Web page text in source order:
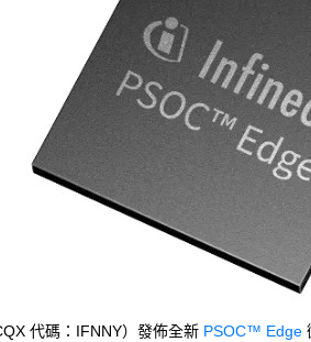
代碼：IFNNY）發佈全新 PSOC™ Edge